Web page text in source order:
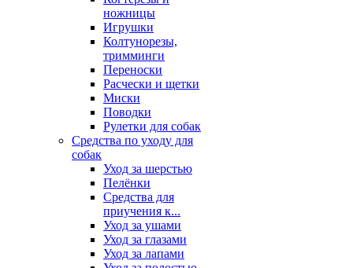
ножницы
Игрушки
Колтунорезы,
тримминги
Переноски
Расчески и щетки
Миски
Поводки
Рулетки для собак
Средства по уходу для
собак
Уход за шерстью
Пелёнки
Средства для
приучения к...
Уход за ушами
Уход за глазами
Уход за лапами